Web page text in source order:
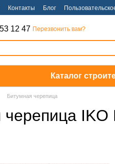
Контакты Блог
12 47 Перезвонить вам?
Каталог
Битумная черепица